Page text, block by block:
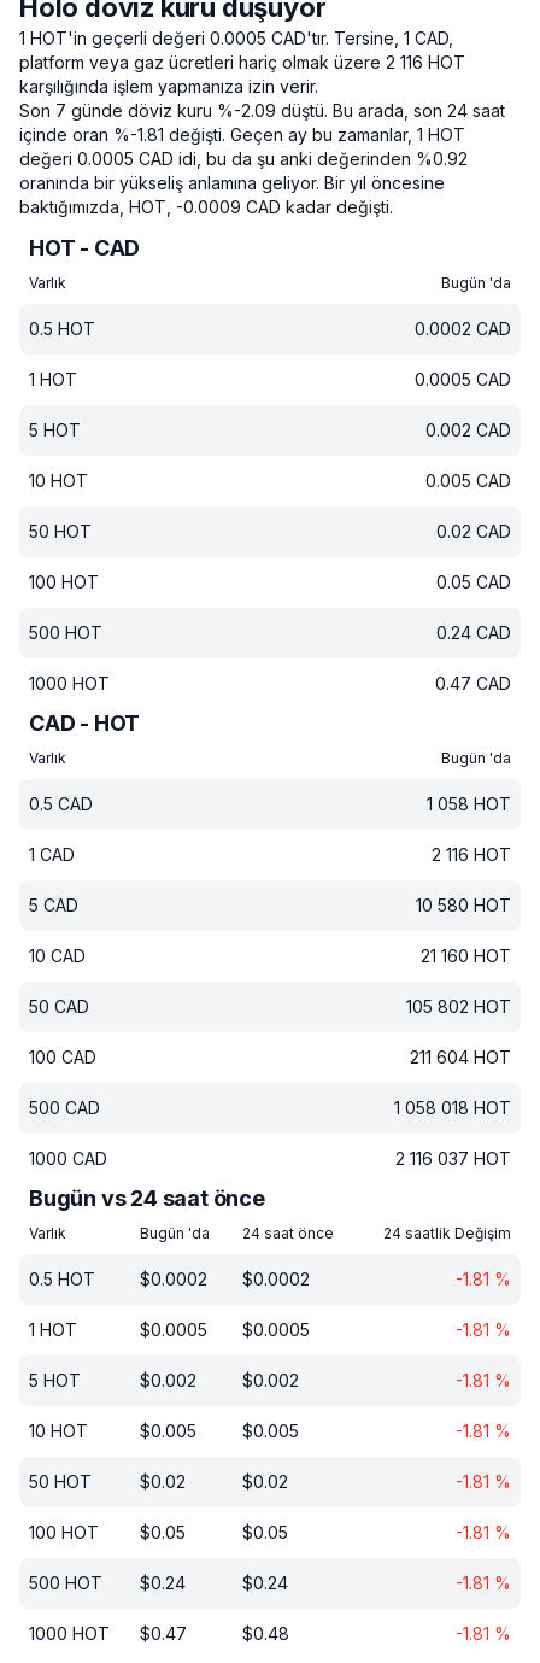
Holo döviz kuru düşüyor
1 HOT'in geçerli değeri 0.0005 CAD'tır. Tersine, 1 CAD,
platform veya gaz ücretleri hariç olmak üzere 2 116 HOT
karşılığında işlem yapmanıza izin verir.
Son 7 günde döviz kuru %-2.09 düştü. Bu arada, son 24 saat
içinde oran %-1.81 değişti. Geçen ay bu zamanlar, 1 HOT
değeri 0.0005 CAD idi, bu da şu anki değerinden %0.92
oranında bir yükseliş anlamına geliyor. Bir yıl öncesine
baktığımızda, HOT, -0.0009 CAD kadar değişti.
HOT - CAD
Varlık Bugün 'da
0.5 HOT 0.0002 CAD
1 HOT 0.0005 CAD
5 HOT 0.002 CAD
10 HOT 0.005 CAD
50 HOT 0.02 CAD
100 HOT 0.05 CAD
500 HOT 0.24 CAD
1000 HOT 0.47 CAD
CAD - HOT
Varlık Bugün 'da
0.5 CAD 1 058 HOT
1 CAD 2 116 HOT
5 CAD 10 580 HOT
10 CAD 21 160 HOT
50 CAD 105 802 HOT
100 CAD 211 604 HOT
500 CAD 1 058 018 HOT
1000 CAD 2 116 037 HOT
Bugün vs 24 saat önce
Varlık Bugün 'da 24 saat önce 24 saatlik Değişim
0.5 HOT $0.0002 $0.0002 -1.81 %
1 HOT $0.0005 $0.0005 -1.81 %
5 HOT $0.002 $0.002 -1.81 %
10 HOT $0.005 $0.005 -1.81 %
50 HOT $0.02 $0.02 -1.81 %
100 HOT $0.05 $0.05 -1.81 %
500 HOT $0.24 $0.24 -1.81 %
1000 HOT $0.47 $0.48 -1.81 %